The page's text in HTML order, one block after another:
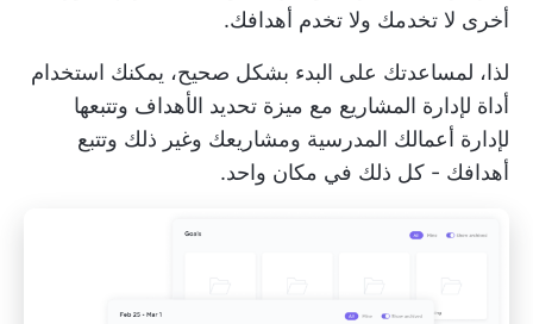
أخرى لا تخدمك ولا تخدم أهدافك.
لذا، لمساعدتك على البدء بشكل صحيح، يمكنك استخدام
أداة لإدارة المشاريع مع ميزة تحديد الأهداف وتتبعها
لإدارة أعمالك المدرسية ومشاريعك وغير ذلك وتتبع
أهدافك - كل ذلك في مكان واحد.